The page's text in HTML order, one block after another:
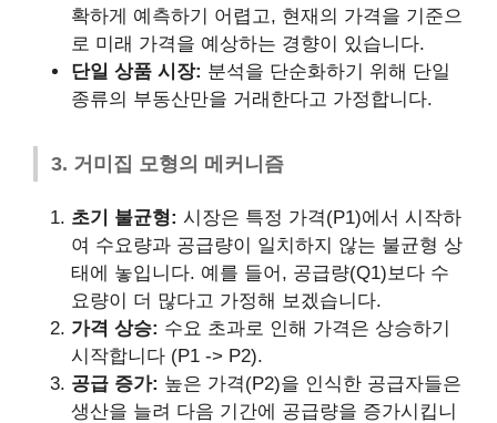
확하게 예측하기 어렵고, 현재의 가격을 기준으
로 미래 가격을 예상하는 경향이 있습니다.
단일 상품 시장: 분석을 단순화하기 위해 단일
종류의 부동산만을 거래한다고 가정합니다.
3. 거미집 모형의 메커니즘
초기 불균형: 시장은 특정 가격(P1)에서 시작하
여 수요량과 공급량이 일치하지 않는 불균형 상
태에 놓입니다. 예를 들어, 공급량(Q1)보다 수
요량이 더 많다고 가정해 보겠습니다.
가격 상승: 수요 초과로 인해 가격은 상승하기
시작합니다 (P1 -> P2).
공급 증가: 높은 가격(P2)을 인식한 공급자들은
생산을 늘려 다음 기간에 공급량을 증가시킵니